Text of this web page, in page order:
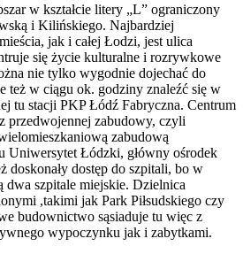
w kształcie litery „L” ograniczony
i Kilińskiego. Najbardziej
jak i całej Łodzi, jest ulica
się życie kulturalne i rozrywkowe
nie tylko wygodnie dojechać do
też w ciągu ok. godziny znaleźć się w
tu stacji PKP Łódź Fabryczna. Centrum
przedwojennej zabudowy, czyli
zabudową
Uniwersytet Łódzki, główny ośrodek
doskonały dostęp do szpitali, bo w
dwa szpitale miejskie. Dzielnica
,takimi jak Park Piłsudskiego czy
budownictwo sąsiaduje tu więc z
wypoczynku jak i zabytkami.